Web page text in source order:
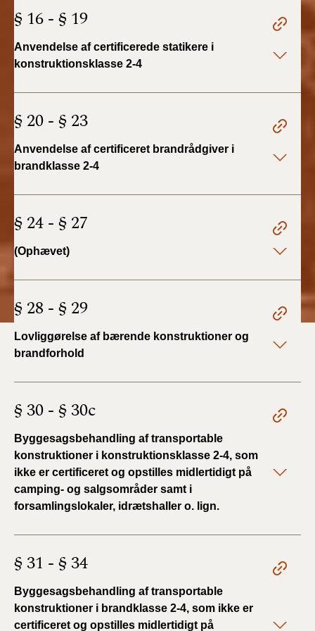
§ 16 - § 19
Anvendelse af certificerede statikere i
konstruktionsklasse 2-4
§ 20 - § 23
Anvendelse af certificeret brandrådgiver i
brandklasse 2-4
§ 24 - § 27
(Ophævet)
§ 28 - § 29
Lovliggørelse af bærende konstruktioner og
brandforhold
§ 30 - § 30c
Byggesagsbehandling af transportable
konstruktioner i konstruktionsklasse 2-4, som
ikke er certificeret og opstilles midlertidigt på
camping- og salgsområder samt i
forsamlingslokaler, idrætshaller o. lign.
§ 31 - § 34
Byggesagsbehandling af transportable
konstruktioner i brandklasse 2-4, som ikke er
certificeret og opstilles midlertidigt på